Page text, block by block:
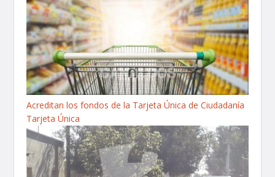
Acreditan los fondos de la Tarjeta Única de Ciudadanía
Tarjeta Única